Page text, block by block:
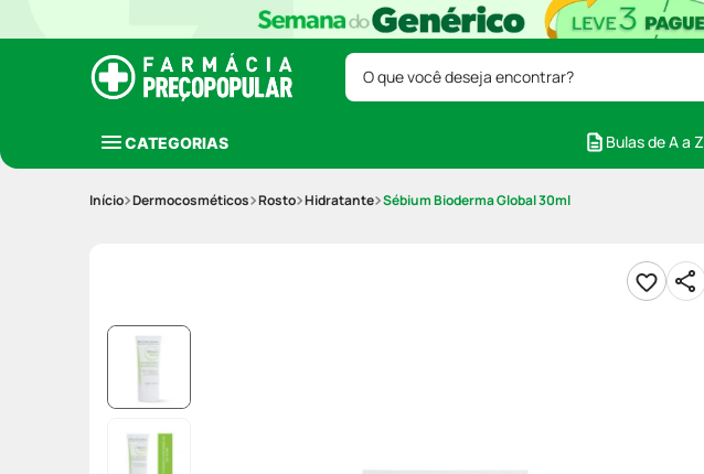
O que você deseja encontrar?
CATEGORIAS Bulas de A a Z
Dermocosméticos Rosto Hidratante Sébium Bioderma Global 30ml